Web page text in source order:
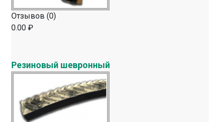
Отзывов (0)
0.00 ₽
Резиновый шевронный